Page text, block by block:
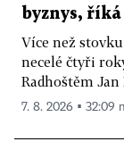
byznys,
Více než
necelé čtyři
Radhoštěm Jan
7. 8. 2026 ▪ 32:09